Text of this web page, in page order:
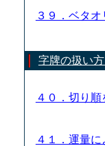
３９．ベタ
字牌の扱い
４０．切り
４１．運量